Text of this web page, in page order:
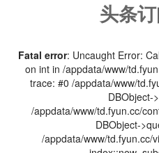
头条
Fatal error: Uncaught Error:
on int in /appdata/www/
trace: #0 /appdata/www/
DBObject-
/appdata/www/td.fyun.cc/
DBObject-
/appdata/www/td.fyun.cc/